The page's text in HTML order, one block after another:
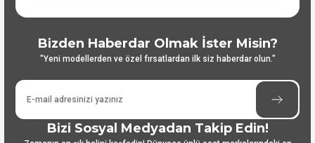
Bizden Haberdar Olmak İster Misin?
"Yeni modellerden ve özel fırsatlardan ilk siz haberdar olun."
Bizi Sosyal Medyadan Takip Edin!